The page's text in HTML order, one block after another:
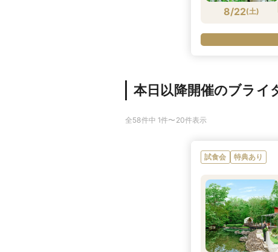
8/22(土)
本日以降開催のブライ
全58件中 1件〜20件表示
試食会 特典あり